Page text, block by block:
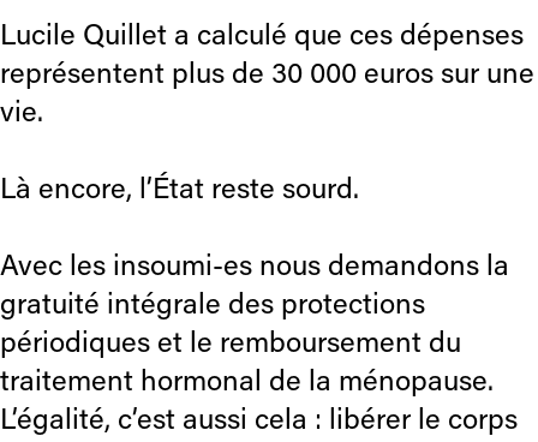
Lucile Quillet a calculé que ces dépenses
représentent plus de 30 000 euros sur une
vie.
Là encore, l’État reste sourd.
Avec les insoumi-es nous demandons la
gratuité intégrale des protections
périodiques et le remboursement du
traitement hormonal de la ménopause.
L’égalité, c’est aussi cela : libérer le corps